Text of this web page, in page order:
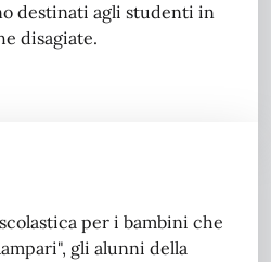
destinati agli studenti in
disagiate.
per i bambini che
gli alunni della